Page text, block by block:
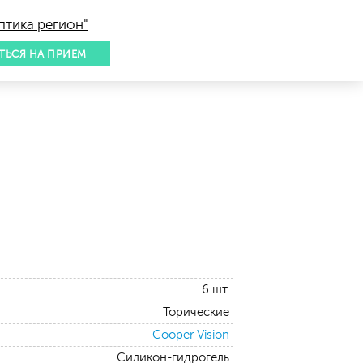
регион"
НА ПРИЕМ
6 шт.
Торические
Cooper Vision
Силикон-гидрогель